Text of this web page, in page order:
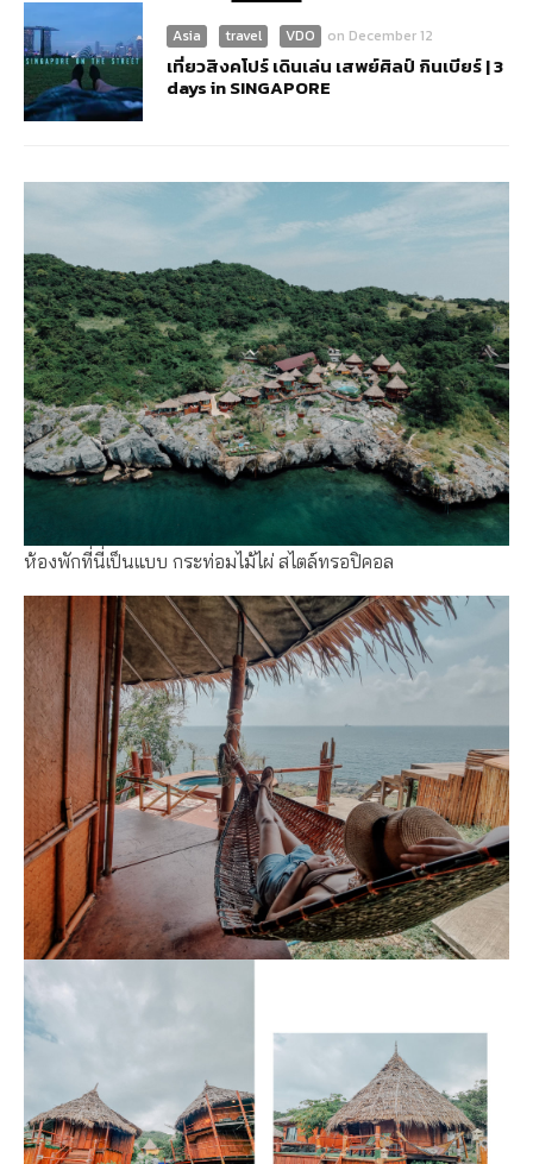
Asia travel VDO on December 12
เที่ยวสิงคโปร์ เดินเล่น เสพย์ศิลป์ กินเบียร์ | 3
days in SINGAPORE
ห้องพักที่นี่เป็นแบบ กระท่อมไม้ไผ่ สไตล์ทรอปิคอล